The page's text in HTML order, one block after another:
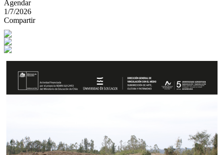
Agendar
1/7/2026
Compartir